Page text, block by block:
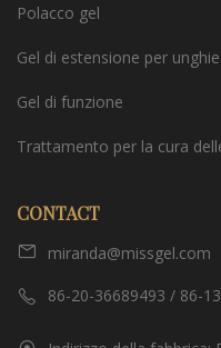
Polacco gel
Gel di estensione per unghie
Gel di funzione
Trattamento per la cura
CONTACT
miranda@missgel.com
86-20-36689493 / 86-